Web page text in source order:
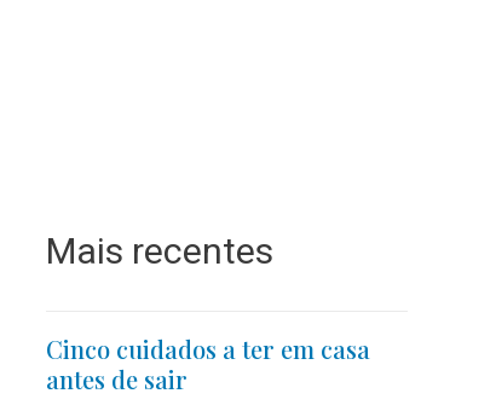
Mais recentes
Cinco cuidados a ter em casa
antes de sair